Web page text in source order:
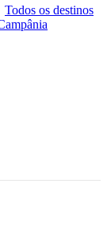
Todos os destinos